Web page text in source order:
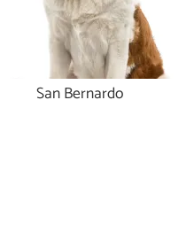
San Bernardo